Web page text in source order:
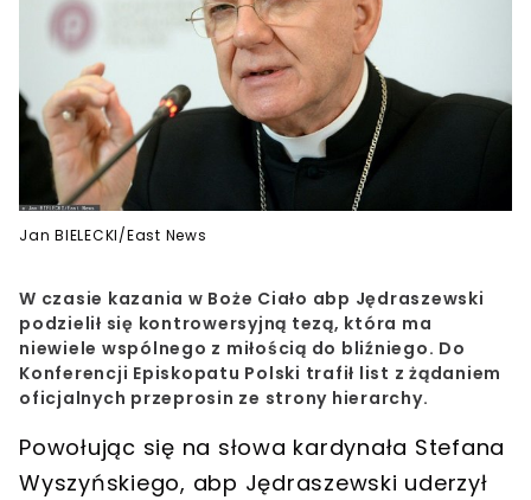
Jan BIELECKI/East News
W czasie kazania w Boże Ciało abp Jędraszewski
podzielił się kontrowersyjną tezą, która ma
niewiele wspólnego z miłością do bliźniego. Do
Konferencji Episkopatu Polski trafił list z żądaniem
oficjalnych przeprosin ze strony hierarchy.
Powołując się na słowa kardynała Stefana
Wyszyńskiego, abp Jędraszewski uderzył